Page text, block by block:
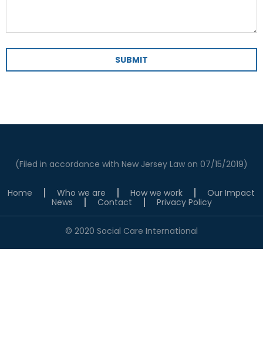
SUBMIT
(Filed in accordance with New Jersey Law on 07/15/2019)
Home Who we are How we work
Our Impact
News
Contact Privacy Policy
© 2020 Social Care International